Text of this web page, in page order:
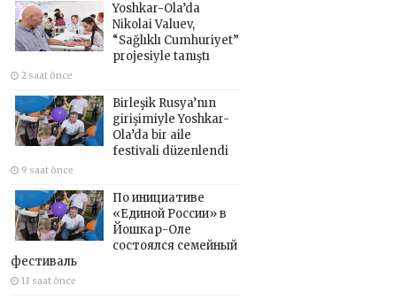
Yoshkar-Ola’da
Nikolai Valuev,
“Sağlıklı Cumhuriyet”
projesiyle tanıştı
2 saat önce
Birleşik Rusya’nın
girişimiyle Yoshkar-
Ola’da bir aile
festivali düzenlendi
9 saat önce
По инициативе
«Единой России» в
Йошкар-Оле
состоялся семейный
фестиваль
11 saat önce